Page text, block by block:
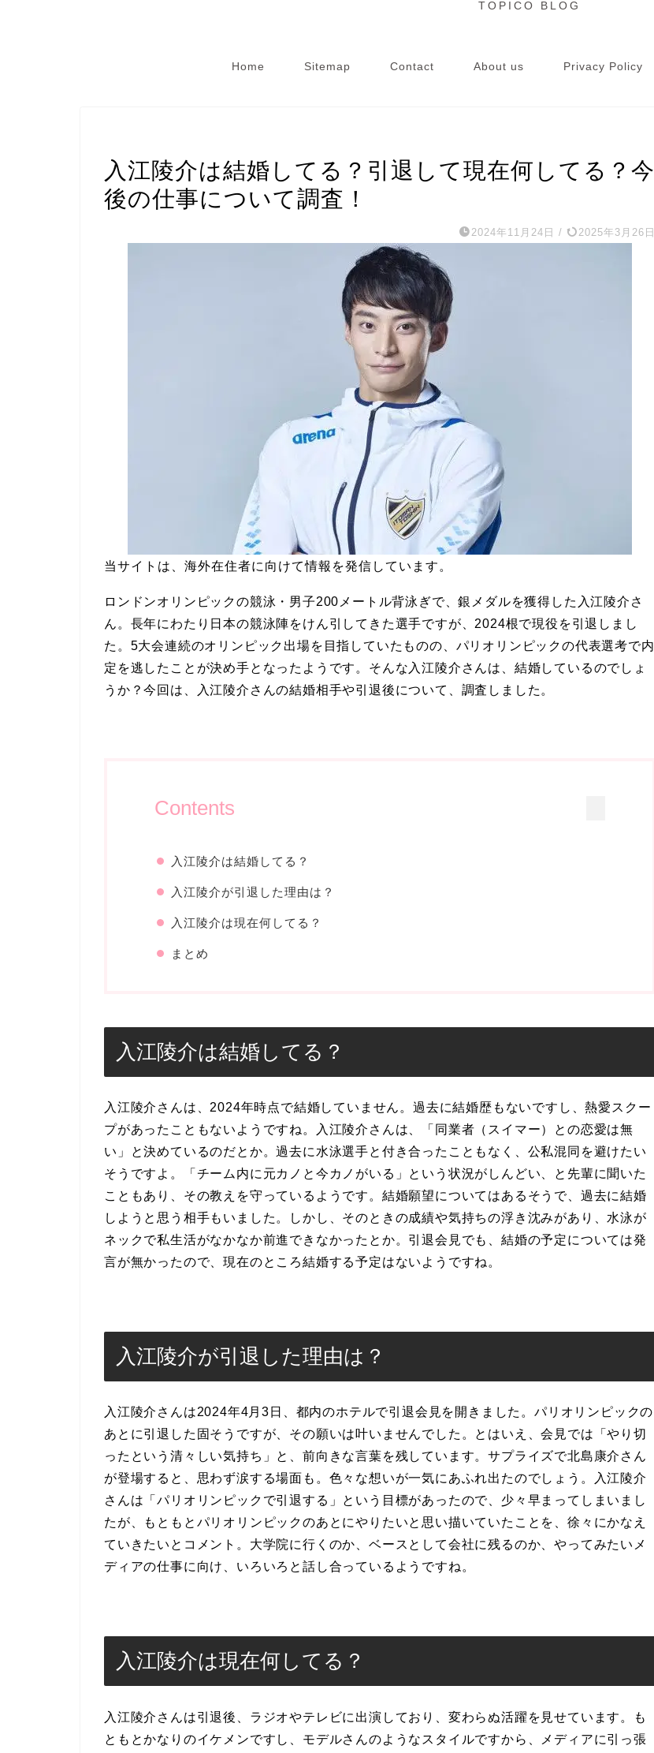
TOPICO BLOG
Home Sitemap Contact About us Privacy Policy
入江陵介は結婚してる？引退して現在何してる？今
後の仕事について調査！
2024年11月24日 / 2025年3月26日
当サイトは、海外在住者に向けて情報を発信しています。
ロンドンオリンピックの競泳・男子200メートル背泳ぎで、銀メダルを獲得した入江陵介さ
ん。長年にわたり日本の競泳陣をけん引してきた選手ですが、2024根で現役を引退しまし
た。5大会連続のオリンピック出場を目指していたものの、パリオリンピックの代表選考で内
定を逃したことが決め手となったようです。そんな入江陵介さんは、結婚しているのでしょ
うか？今回は、入江陵介さんの結婚相手や引退後について、調査しました。
Contents
入江陵介は結婚してる？
入江陵介が引退した理由は？
入江陵介は現在何してる？
まとめ
入江陵介は結婚してる？
入江陵介さんは、2024年時点で結婚していません。過去に結婚歴もないですし、熱愛スクー
プがあったこともないようですね。入江陵介さんは、「同業者（スイマー）との恋愛は無
い」と決めているのだとか。過去に水泳選手と付き合ったこともなく、公私混同を避けたい
そうですよ。「チーム内に元カノと今カノがいる」という状況がしんどい、と先輩に聞いた
こともあり、その教えを守っているようです。結婚願望についてはあるそうで、過去に結婚
しようと思う相手もいました。しかし、そのときの成績や気持ちの浮き沈みがあり、水泳が
ネックで私生活がなかなか前進できなかったとか。引退会見でも、結婚の予定については発
言が無かったので、現在のところ結婚する予定はないようですね。
入江陵介が引退した理由は？
入江陵介さんは2024年4月3日、都内のホテルで引退会見を開きました。パリオリンピックの
あとに引退した固そうですが、その願いは叶いませんでした。とはいえ、会見では「やり切
ったという清々しい気持ち」と、前向きな言葉を残しています。サプライズで北島康介さん
が登場すると、思わず涙する場面も。色々な想いが一気にあふれ出たのでしょう。入江陵介
さんは「パリオリンピックで引退する」という目標があったので、少々早まってしまいまし
たが、もともとパリオリンピックのあとにやりたいと思い描いていたことを、徐々にかなえ
ていきたいとコメント。大学院に行くのか、ベースとして会社に残るのか、やってみたいメ
ディアの仕事に向け、いろいろと話し合っているようですね。
入江陵介は現在何してる？
入江陵介さんは引退後、ラジオやテレビに出演しており、変わらぬ活躍を見せています。も
ともとかなりのイケメンですし、モデルさんのようなスタイルですから、メディアに引っ張